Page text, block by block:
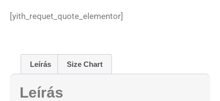
[yith_requet_quote_elementor]
Leírás Size Chart
Leírás